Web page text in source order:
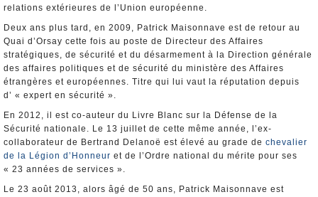
relations extérieures de l’Union européenne.
Deux ans plus tard, en 2009, Patrick Maisonnave est de retour au
Quai d’Orsay cette fois au poste de Directeur des Affaires
stratégiques, de sécurité et du désarmement à la Direction générale
des affaires politiques et de sécurité du ministère des Affaires
étrangères et européennes. Titre qui lui vaut la réputation depuis
d’ « expert en sécurité ».
En 2012, il est co-auteur du Livre Blanc sur la Défense de la
Sécurité nationale. Le 13 juillet de cette même année, l’ex-
collaborateur de Bertrand Delanoë est élevé au grade de chevalier
de la Légion d’Honneur et de l’Ordre national du mérite pour ses
« 23 années de services ».
Le 23 août 2013, alors âgé de 50 ans, Patrick Maisonnave est